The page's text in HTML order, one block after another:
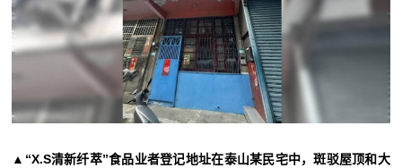
▲“X.S清新纤萃”食品业者登记地址在泰山某民宅中，斑驳屋顶和大